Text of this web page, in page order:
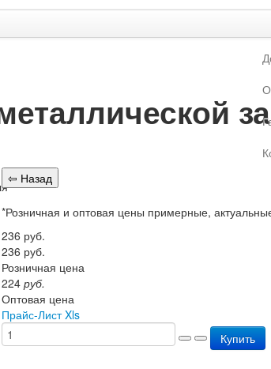
*Розничная и оптовая цены примерные,
236 руб.
236 руб.
Розничная цена
224 руб.
Оптовая цена
Прайс-Лист Xls
Купить